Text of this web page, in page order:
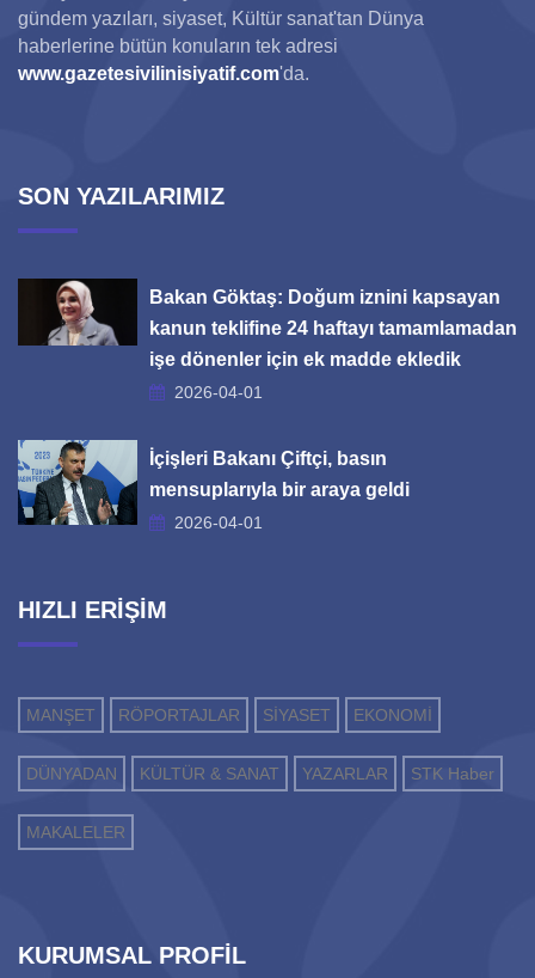
gündem yazıları, siyaset, Kültür sanat'tan Dünya
haberlerine bütün konuların tek adresi
www.gazetesivilinisiyatif.com'da.
SON YAZILARIMIZ
Bakan Göktaş: Doğum iznini kapsayan
kanun teklifine 24 haftayı tamamlamadan
işe dönenler için ek madde ekledik
2026-04-01
İçişleri Bakanı Çiftçi, basın
mensuplarıyla bir araya geldi
2026-04-01
HIZLI ERİŞİM
MANŞET RÖPORTAJLAR SİYASET EKONOMİ
DÜNYADAN KÜLTÜR & SANAT YAZARLAR STK Haber
MAKALELER
KURUMSAL PROFİL